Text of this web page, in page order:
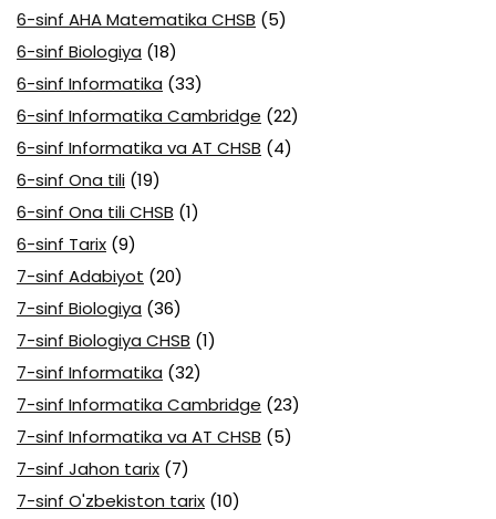
6-sinf AHA Matematika CHSB (5)
6-sinf Biologiya (18)
6-sinf Informatika (33)
6-sinf Informatika Cambridge (22)
6-sinf Informatika va AT CHSB (4)
6-sinf Ona tili (19)
6-sinf Ona tili CHSB (1)
6-sinf Tarix (9)
7-sinf Adabiyot (20)
7-sinf Biologiya (36)
7-sinf Biologiya CHSB (1)
7-sinf Informatika (32)
7-sinf Informatika Cambridge (23)
7-sinf Informatika va AT CHSB (5)
7-sinf Jahon tarix (7)
7-sinf O'zbekiston tarix (10)